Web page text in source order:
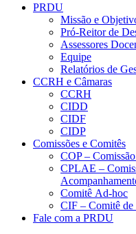
PRDU
Missão e
Pró-Reitor de
Assessores
Equipe
Relatórios de
CCRH e Câmaras
CCRH
CIDD
CIDF
CIDP
Comissões e Comitês
COP –
CPLAE –
Comitê Ad-hoc
CIF – Comitê de
Fale com a PRDU